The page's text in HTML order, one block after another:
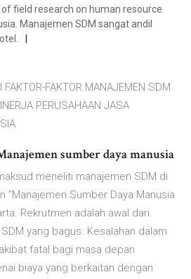
field research on human resource
Manajemen SDM sangat andil
FAKTOR MANAJEMEN SDM
PERUSAHAAN JASA
sumber daya manusia
meneliti manajemen SDM di
”Manajemen Sumber Daya Manusia
Rekrutmen adalah awal dari
yang bagus. Kesalahan dalam
fatal bagi masa depan
biaya yang berkaitan dengan